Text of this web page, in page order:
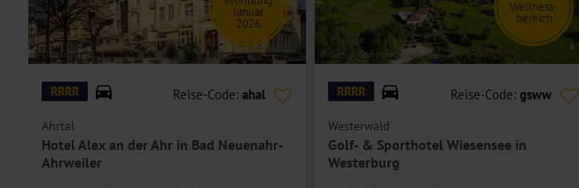
© Dominik Ketz
Januar
2026
RRRR Reise-Code: ahal
Ahrtal
Hotel Alex an der Ahr in Bad Neuenahr-
Ahrweiler
© Golf- & Sporthotel Wiesensee
Wellness-
bereich
RRRR Reise-Code: gsww
Westerwald
Golf- & Sporthotel Wiesensee in
Westerburg